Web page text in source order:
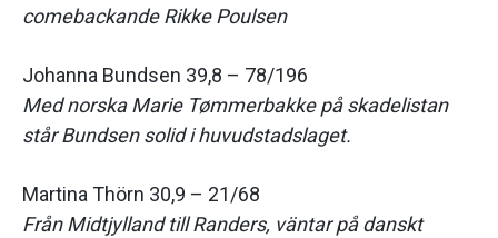
comebackande Rikke Poulsen
Johanna Bundsen 39,8 – 78/196
Med norska Marie Tømmerbakke på skadelistan
står Bundsen solid i huvudstadslaget.
Martina Thörn 30,9 – 21/68
Från Midtjylland till Randers, väntar på danskt